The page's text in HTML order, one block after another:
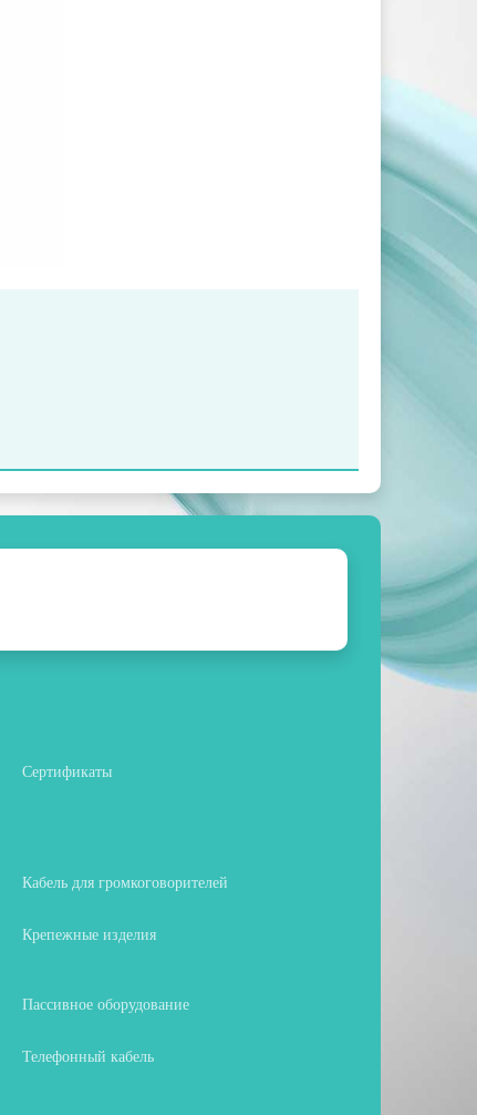
Сертификаты
Кабель для громкоговорителей
Крепежные изделия
Пассивное оборудование
Телефонный кабель